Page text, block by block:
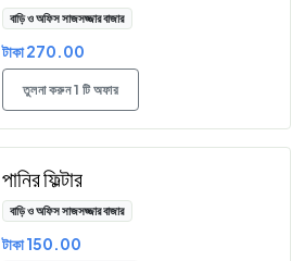
বাড়ি ও অফিস সাজসজ্জার বাজার
টাকা 270.00
তুলনা করুন 1 টি অফার
পানির ফিল্টার
বাড়ি ও অফিস সাজসজ্জার বাজার
টাকা 150.00